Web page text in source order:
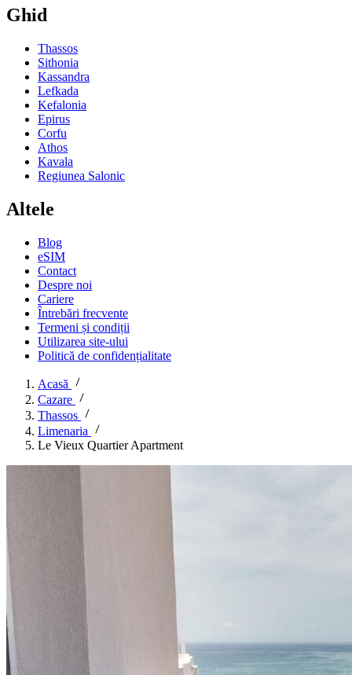
Ghid
Thassos
Sithonia
Kassandra
Lefkada
Kefalonia
Epirus
Corfu
Athos
Kavala
Regiunea Salonic
Altele
Blog
eSIM
Contact
Despre noi
Cariere
Întrebări frecvente
Termeni și condiții
Utilizarea site-ului
Politică de confidențialitate
Acasă
Cazare
Thassos
Limenaria
Le Vieux Quartier Apartment